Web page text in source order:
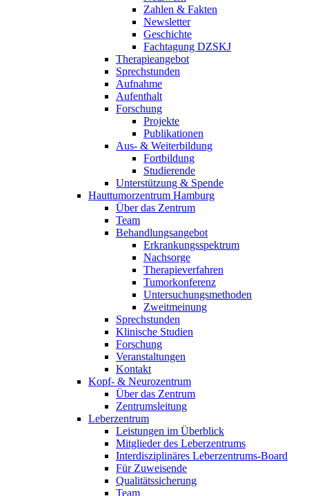
Zahlen & Fakten
Newsletter
Geschichte
Fachtagung DZSKJ
Therapieangebot
Sprechstunden
Aufnahme
Aufenthalt
Forschung
Projekte
Publikationen
Aus- & Weiterbildung
Fortbildung
Studierende
Unterstützung & Spende
Hauttumorzentrum Hamburg
Über das Zentrum
Team
Behandlungsangebot
Erkrankungsspektrum
Nachsorge
Therapieverfahren
Tumorkonferenz
Untersuchungsmethoden
Zweitmeinung
Sprechstunden
Klinische Studien
Forschung
Veranstaltungen
Kontakt
Kopf- & Neurozentrum
Über das Zentrum
Zentrumsleitung
Leberzentrum
Leistungen im Überblick
Mitglieder des Leberzentrums
Interdisziplinäres Leberzentrums-Board
Für Zuweisende
Qualitätssicherung
Team